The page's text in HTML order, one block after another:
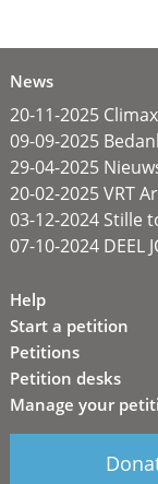
News
20-11-2025
09-09-2025
29-04-2025
20-02-2025 VRT
03-12-2024 Stille
07-10-2024 DEEL
Help
Start a petition
Petitions
Petition desks
Manage your